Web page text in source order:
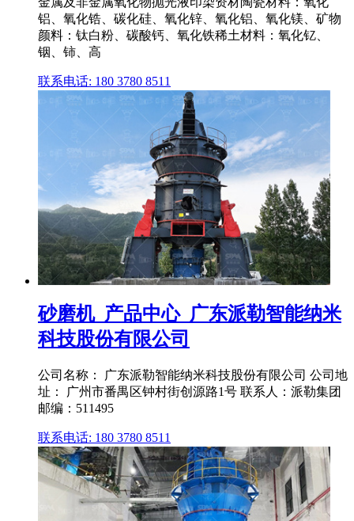
铝、氧化锆、碳化硅、氧化锌、氧化铝、氧化镁、矿物
颜料：钛白粉、碳酸钙、氧化铁稀土材料：氧化钇、
铟、铈、高
联系电话: 180 3780 8511
砂磨机_产品中心_广东派勒智能纳米
科技股份有限公司
公司名称： 广东派勒智能纳米科技股份有限公司 公司地
址： 广州市番禺区钟村街创源路1号 联系人：派勒集团
邮编：511495
联系电话: 180 3780 8511